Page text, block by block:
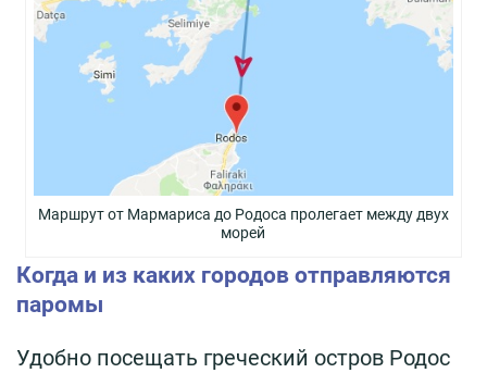
Маршрут от Мармариса до Родоса пролегает между двух
морей
Когда и из каких городов отправляются
паромы
Удобно посещать греческий остров Родос